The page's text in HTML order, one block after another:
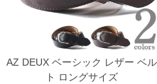
AZ DEUX ベーシック レザー ベル
ト ロングサイズ